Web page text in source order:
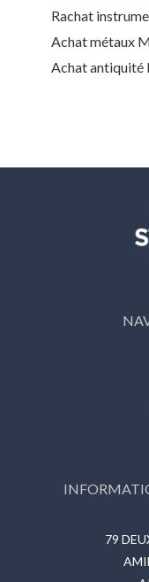
Rachat
Achat métaux
Achat antiquité
79